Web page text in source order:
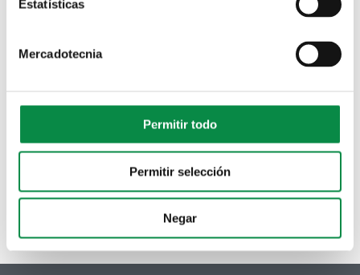
Estatísticas
Mercadotecnia
Permitir todo
Permitir selección
Negar